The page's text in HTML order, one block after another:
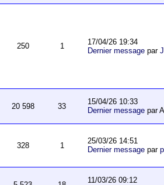
250 1
17/04/26 19:34
Dernier messagepar
20 598 33
15/04/26 10:33
Dernier messagepar
328 1
25/03/26 14:51
Dernier messagepar
11/03/26 09:12